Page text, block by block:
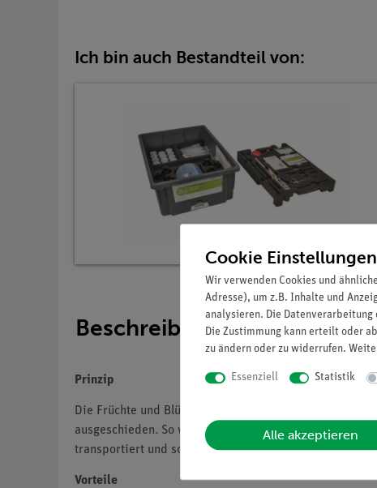
Ich bin auch Bestandteil von:
Beschreibung
Prinzip
Die Früchte und Blüten vieler Pflanzen besitzen
ausgeschieden. So wird die Pflanze verbreitet.
transportiert und so die Befruchtung gewährleistet.
Vorteile
Cookie Einstellungen
Wir verwenden Cookies und
Adresse), um z.B. Inhalte und
analysieren. Die
Die Zustimmung kann erteilt oder
zu ändern oder zu widerrufen.
Essenziell Statistik
Alle akzeptieren